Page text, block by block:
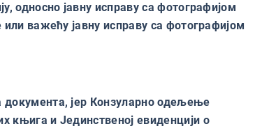
односно јавну исправу са фотографијом
важећу јавну исправу са фотографијом
јер Конзуларно одељење
књига и Јединственој евиденцији о